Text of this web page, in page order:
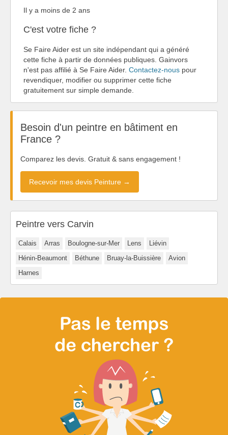
Il y a moins de 2 ans
C'est votre fiche ?
Se Faire Aider est un site indépendant qui a généré
cette fiche à partir de données publiques. Gainvors
n'est pas affilié à Se Faire Aider. Contactez-nous pour
revendiquer, modifier ou supprimer cette fiche
gratuitement sur simple demande.
Besoin d'un peintre en bâtiment en
France ?
Comparez les devis. Gratuit & sans engagement !
Recevoir mes devis Peinture →
Peintre vers Carvin
Calais Arras Boulogne-sur-Mer Lens
Liévin
Hénin-Beaumont
Béthune Bruay-la-Buissière
Avion
Harnes